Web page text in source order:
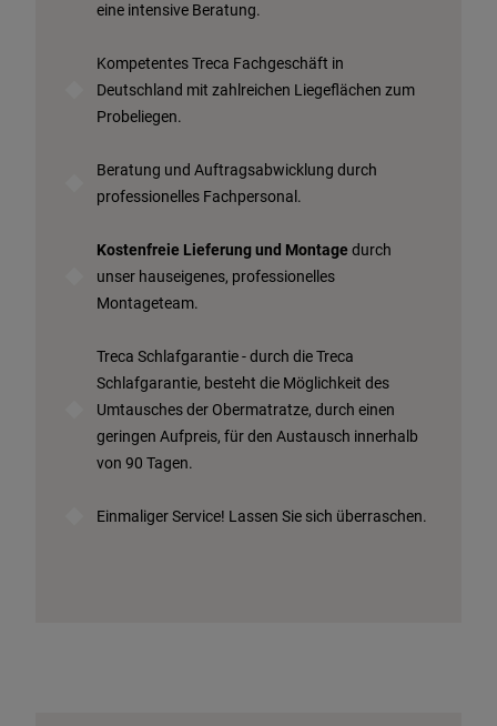
eine intensive Beratung.
Kompetentes Treca Fachgeschäft in
Deutschland mit zahlreichen Liegeflächen zum
Probeliegen.
Beratung und Auftragsabwicklung durch
professionelles Fachpersonal.
Kostenfreie Lieferung und Montage durch
unser hauseigenes, professionelles
Montageteam.
Treca Schlafgarantie - durch die Treca
Schlafgarantie, besteht die Möglichkeit des
Umtausches der Obermatratze, durch einen
geringen Aufpreis, für den Austausch innerhalb
von 90 Tagen.
Einmaliger Service! Lassen Sie sich überraschen.